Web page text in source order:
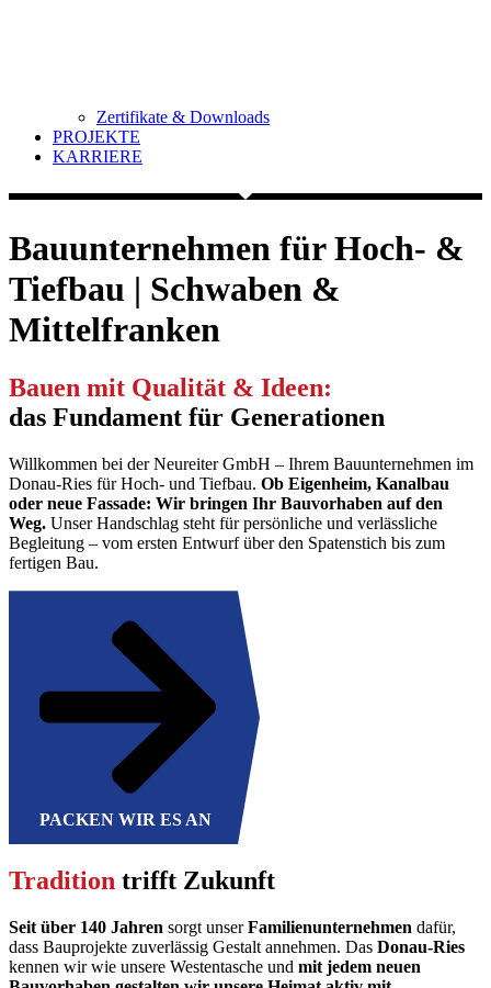
Zertifikate & Downloads
PROJEKTE
KARRIERE
Bauunternehmen für Hoch- &
Tiefbau | Schwaben &
Mittelfranken
Bauen mit Qualität & Ideen:
das Fundament für Generationen
Willkommen bei der Neureiter GmbH – Ihrem Bauunternehmen im
Donau-Ries für Hoch- und Tiefbau. Ob Eigenheim, Kanalbau
oder neue Fassade: Wir bringen Ihr Bauvorhaben auf den
Weg. Unser Handschlag steht für persönliche und verlässliche
Begleitung – vom ersten Entwurf über den Spatenstich bis zum
fertigen Bau.
PACKEN WIR ES AN
Tradition trifft Zukunft
Seit über 140 Jahren sorgt unserFamilienunternehmen dafür,
dass Bauprojekte zuverlässig Gestalt annehmen. Das Donau-Ries
kennen wir wie unsere Westentasche und mit jedem neuen